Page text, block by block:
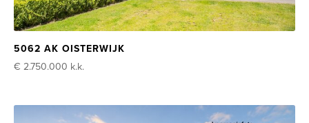
5062 AK OISTERWIJK
€ 2.750.000 k.k.